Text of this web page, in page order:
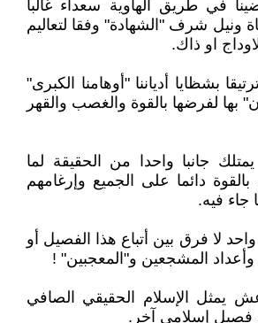
في طريق الهاوية سعداء غالبا
ونيل شرف "الشهادة" وفقا لتعاليم
او ذاك.
بشظايا أدياننا "أوهامنا الكبرى"
بها لفرضها بالقوة والغصب والقهر
جانبا واحدا من الحقيقة لما
دائما على الجميع وإرغامهم
جاء فيه.
واحد لا فرق بين أتباع هذا الفصيل أو
وأعداد المشجعين و"المعجبين" !
يمثل الإسلام الحقيقي الصافي
فصيل إسلامي آخر.